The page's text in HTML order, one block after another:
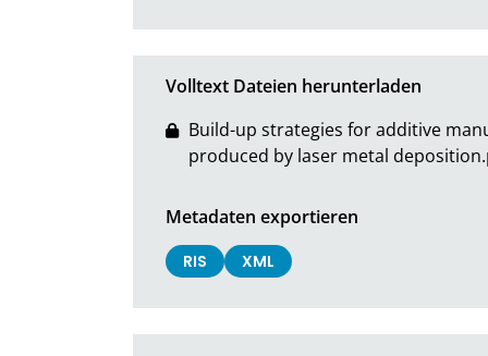
Volltext Dateien herunterladen
Build-up strategies for additive
produced by laser metal
Metadaten exportieren
RIS XML